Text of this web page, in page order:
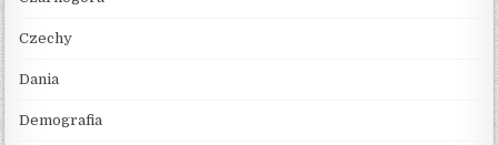
Czechy
Dania
Demografia